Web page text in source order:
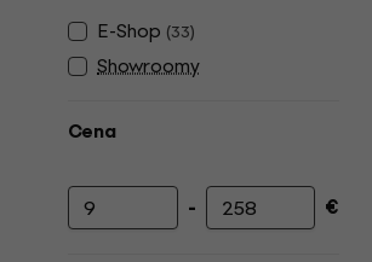
E-Shop (33)
Showroomy
Cena
Minimálna cena
- Maximálna cena
€